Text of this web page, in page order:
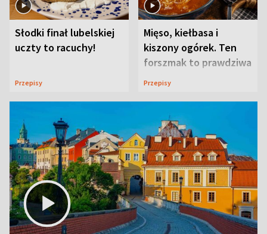
Słodki finał lubelskiej
uczty to racuchy!
Przepisy
Mięso, kiełbasa i
kiszony ogórek. Ten
forszmak to prawdziwa
uczta
Przepisy